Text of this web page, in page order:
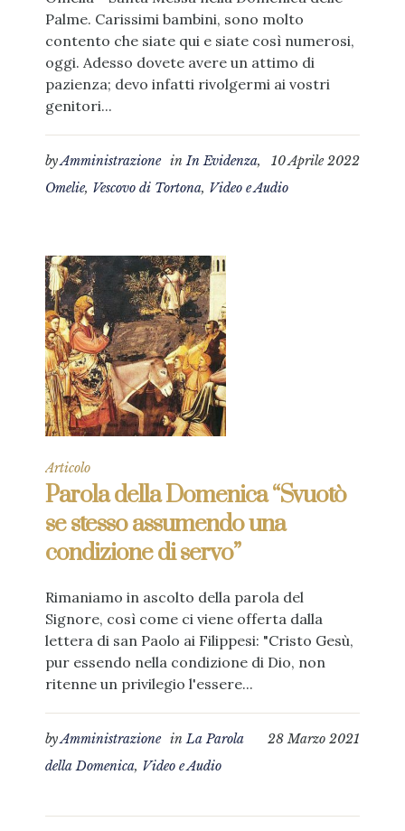
Palme. Carissimi bambini, sono molto
contento che siate qui e siate così numerosi,
oggi. Adesso dovete avere un attimo di
pazienza; devo infatti rivolgermi ai vostri
genitori...
10 Aprile 2022
byAmministrazione inIn Evidenza,
Omelie, Vescovo di Tortona, Video e Audio
Articolo
Parola della Domenica “Svuotò
se stesso assumendo una
condizione di servo”
Rimaniamo in ascolto della parola del
Signore, così come ci viene offerta dalla
lettera di san Paolo ai Filippesi: "Cristo Gesù,
pur essendo nella condizione di Dio, non
ritenne un privilegio l'essere...
28 Marzo 2021
byAmministrazione inLa Parola
della Domenica, Video e Audio